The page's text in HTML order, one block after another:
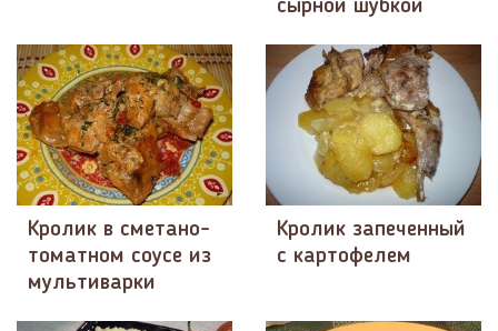
сырной шубкой
Кролик в сметано-
томатном соусе из
мультиварки
Кролик запеченный
с картофелем